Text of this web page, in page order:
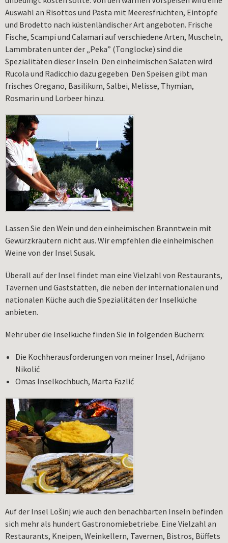
Auswahl an Risottos und Pasta mit Meeresfrüchten, Eintöpfe
und Brodetto nach küstenländischer Art angeboten. Frische
Fische, Scampi und Calamari auf verschiedene Arten, Muscheln,
Lammbraten unter der „Peka” (Tonglocke) sind die
Spezialitäten dieser Inseln. Den einheimischen Salaten wird
Rucola und Radicchio dazu gegeben. Den Speisen gibt man
frisches Oregano, Basilikum, Salbei, Melisse, Thymian,
Rosmarin und Lorbeer hinzu.
Lassen Sie den Wein und den einheimischen Branntwein mit
Gewürzkräutern nicht aus. Wir empfehlen die einheimischen
Weine von der Insel Susak.
Überall auf der Insel findet man eine Vielzahl von Restaurants,
Tavernen und Gaststätten, die neben der internationalen und
nationalen Küche auch die Spezialitäten der Inselküche
anbieten.
Mehr über die Inselküche finden Sie in folgenden Büchern:
Die Kochherausforderungen von meiner Insel, Adrijano
Nikolić
Omas Inselkochbuch, Marta Fazlić
Auf der Insel Lošinj wie auch den benachbarten Inseln befinden
sich mehr als hundert Gastronomiebetriebe. Eine Vielzahl an
Restaurants, Kneipen, Weinkellern, Tavernen, Bistros, Büffets